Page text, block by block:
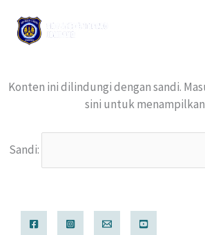
konten
Konten ini dilindungi dengan sandi.
sini untuk
Sandi: